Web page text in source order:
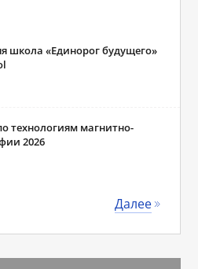
школа «Единорог будущего»
технологиям магнитно-
2026
Далее